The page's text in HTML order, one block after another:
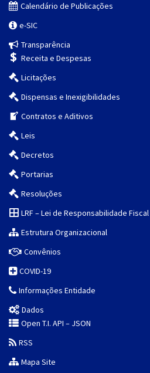
Calendário de Publicações
e-SIC
Transparência
Receita e Despesas
Licitações
Dispensas e Inexigibilidades
Contratos e Aditivos
Leis
Decretos
Portarias
Resoluções
LRF – Lei de Responsabilidade Fiscal
Estrutura Organizacional
Convênios
COVID-19
Informações Entidade
Dados
Open T.I. API – JSON
RSS
Mapa Site